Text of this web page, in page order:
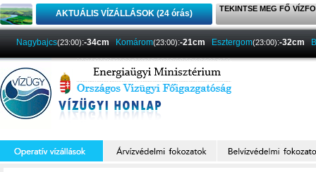
AKTUÁLIS VÍZÁLLÁSOK (24 órás) TEKINTSE MEG FŐ
Nagybajcs(23:00):-34cm Komárom(23:00):-21cm Esztergom(23:00):-32cm